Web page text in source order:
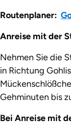
Routenplaner:
Anreise mit der
Nehmen Sie die
in Richtung
Gehminuten bis
Bei Anreise mit